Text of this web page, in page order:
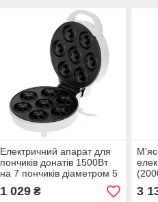
Електричний апарат для
пончиків донатів 1500Вт
на 7 пончиків діаметром 5
см компактний Adler AD
3075
1 029₴
для
3